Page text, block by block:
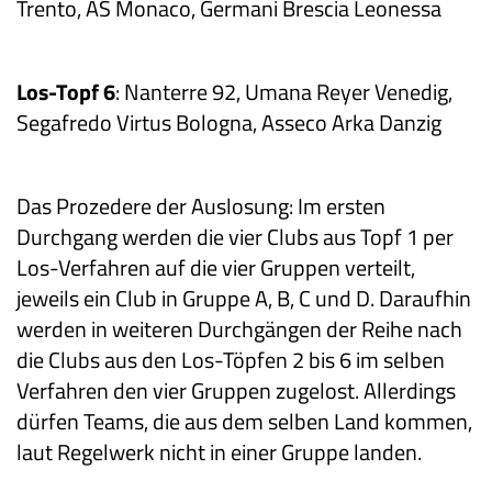
Trento, AS Monaco, Germani Brescia Leonessa
Los-Topf 6: Nanterre 92, Umana Reyer Venedig,
Segafredo Virtus Bologna, Asseco Arka Danzig
Das Prozedere der Auslosung: Im ersten
Durchgang werden die vier Clubs aus Topf 1 per
Los-Verfahren auf die vier Gruppen verteilt,
jeweils ein Club in Gruppe A, B, C und D. Daraufhin
werden in weiteren Durchgängen der Reihe nach
die Clubs aus den Los-Töpfen 2 bis 6 im selben
Verfahren den vier Gruppen zugelost. Allerdings
dürfen Teams, die aus dem selben Land kommen,
laut Regelwerk nicht in einer Gruppe landen.